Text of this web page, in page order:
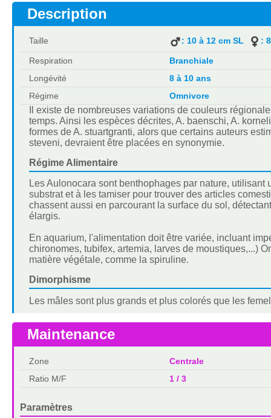
Description
Taille : 10 à 12 cm SL :
Respiration
Branchiale
Longévité
8 à 10 ans
Régime
Omnivore
Il existe de nombreuses variations de couleurs
temps. Ainsi les espèces décrites, A. baenschi, A.
formes de A. stuartgranti, alors que certains auteurs
steveni, devraient être placées en synonymie.
Régime Alimentaire
Les Aulonocara sont benthophages par nature,
substrat et à les tamiser pour trouver des articles
chassent aussi en parcourant la surface du sol,
élargis.
En aquarium, l'alimentation doit être variée, incluant
chironomes, tubifex, artemia, larves de moustiques,...)
matière végétale, comme la spiruline.
Dimorphisme
Les mâles sont plus grands et plus colorés que les
Maintenance
Zone
Centrale
Ratio M/F
1 / 3
Paramètres